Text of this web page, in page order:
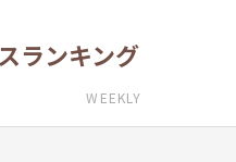
ランキング
WEEKLY